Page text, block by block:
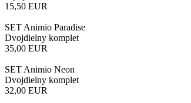
15,50 EUR
SET Animio Paradise
Dvojdielny komplet
35,00 EUR
SET Animio Neon
Dvojdielny komplet
32,00 EUR